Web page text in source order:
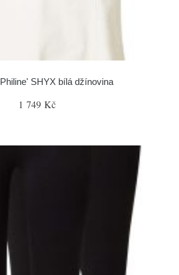
SHYX bílá džínovina
1 749 Kč